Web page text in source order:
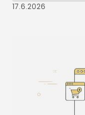
17.6.2026